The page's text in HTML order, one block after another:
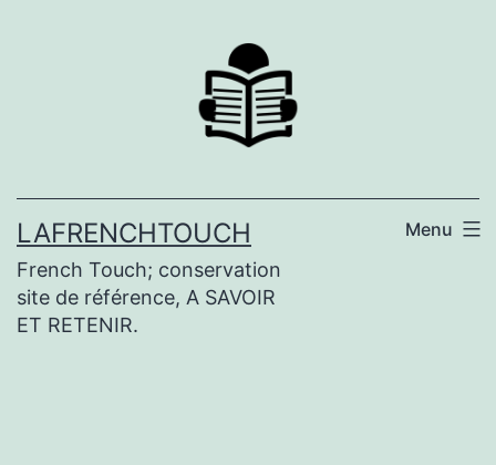
LAFRENCHTOUCH
French Touch; conservation
site de référence, A SAVOIR
ET RETENIR.
Menu